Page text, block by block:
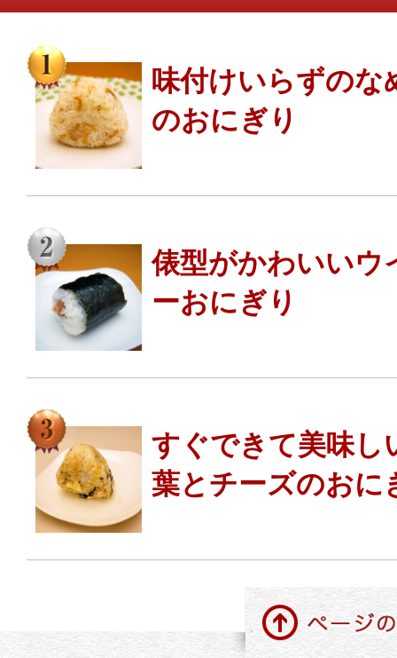
味付けいらずのな
のおにぎり
俵型がかわいいウ
ーおにぎり
すぐできて美味し
葉とチーズのおに